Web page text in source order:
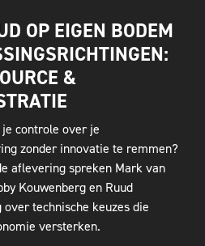
OP EIGEN BODEM
&
je controle over je
zonder innovatie te remmen?
aflevering spreken Mark van
Kouwenberg en Ruud
over technische keuzes die
versterken.